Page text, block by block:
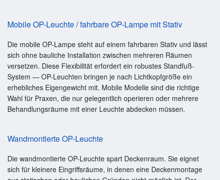
Mobile OP-Leuchte / fahrbare OP-Lampe mit Stativ
Die mobile OP-Lampe steht auf einem fahrbaren Stativ und lässt
sich ohne bauliche Installation zwischen mehreren Räumen
versetzen. Diese Flexibilität erfordert ein robustes Standfuß-
System — OP-Leuchten bringen je nach Lichtkopfgröße ein
erhebliches Eigengewicht mit. Mobile Modelle sind die richtige
Wahl für Praxen, die nur gelegentlich operieren oder mehrere
Behandlungsräume mit einer Leuchte abdecken müssen.
Wandmontierte OP-Leuchte
Die wandmontierte OP-Leuchte spart Deckenraum. Sie eignet
sich für kleinere Eingriffsräume, in denen eine Deckenmontage